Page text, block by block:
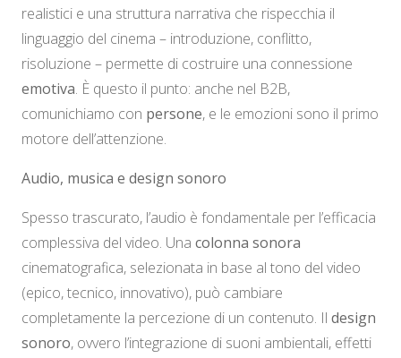
realistici e una struttura narrativa che rispecchia il
linguaggio del cinema – introduzione, conflitto,
risoluzione – permette di costruire una connessione
emotiva. È questo il punto: anche nel B2B,
comunichiamo con persone, e le emozioni sono il primo
motore dell’attenzione.
Audio, musica e design sonoro
Spesso trascurato, l’audio è fondamentale per l’efficacia
complessiva del video. Una colonna sonora
cinematografica, selezionata in base al tono del video
(epico, tecnico, innovativo), può cambiare
completamente la percezione di un contenuto. Il design
sonoro, ovvero l’integrazione di suoni ambientali, effetti